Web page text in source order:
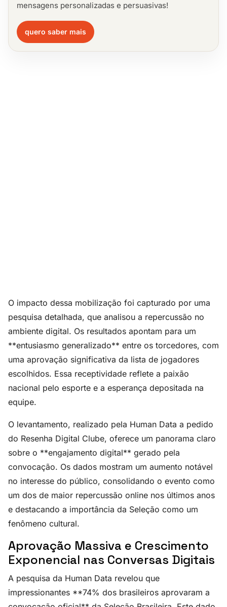
mensagens personalizadas e persuasivas!
quero saber mais
O impacto dessa mobilização foi capturado por uma
pesquisa detalhada, que analisou a repercussão no
ambiente digital. Os resultados apontam para um
**entusiasmo generalizado** entre os torcedores, com
uma aprovação significativa da lista de jogadores
escolhidos. Essa receptividade reflete a paixão
nacional pelo esporte e a esperança depositada na
equipe.
O levantamento, realizado pela Human Data a pedido
do Resenha Digital Clube, oferece um panorama claro
sobre o **engajamento digital** gerado pela
convocação. Os dados mostram um aumento notável
no interesse do público, consolidando o evento como
um dos de maior repercussão online nos últimos anos
e destacando a importância da Seleção como um
fenômeno cultural.
Aprovação Massiva e Crescimento
Exponencial nas Conversas Digitais
A pesquisa da Human Data revelou que
impressionantes **74% dos brasileiros aprovaram a